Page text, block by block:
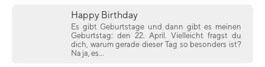
Happy Birthday
Es gibt Geburtstage und dann gibt es meinen
Geburtstag: den 22. April. Vielleicht fragst du
dich, warum gerade dieser Tag so besonders ist?
Na ja, es...